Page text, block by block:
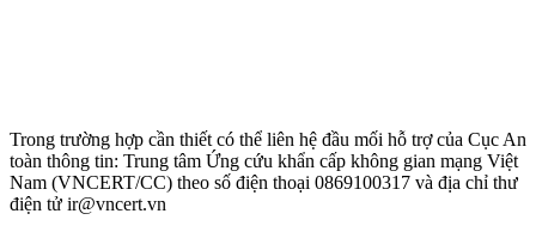
Trong trường hợp cần thiết có thể liên hệ đầu mối hỗ trợ của Cục An
toàn thông tin: Trung tâm Ứng cứu khẩn cấp không gian mạng Việt
Nam (VNCERT/CC) theo số điện thoại 0869100317 và địa chỉ thư
điện tử ir@vncert.vn